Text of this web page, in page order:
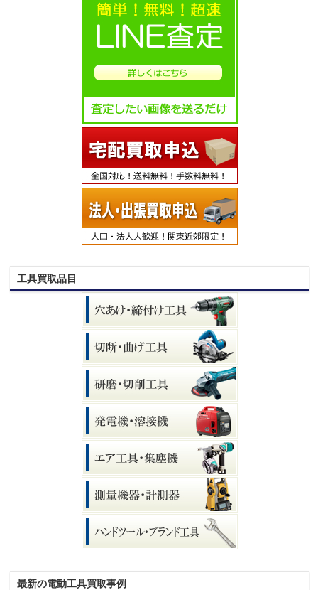
工具買取品目
最新の電動工具買取事例